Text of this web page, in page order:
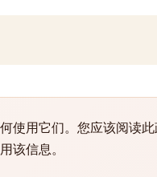
使用它们。您应该阅读
该信息。